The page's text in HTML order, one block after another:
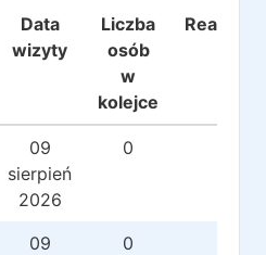
Data
wizyty
Liczba
osób
w
kolejce
09
sierpień
2026
0
09
0